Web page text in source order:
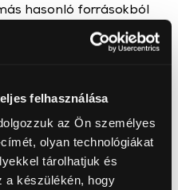
felhasználása
az Ön személyes
olyan technológiákat
tárolhatjuk és
a készülékén, hogy
hasonló forrásokból